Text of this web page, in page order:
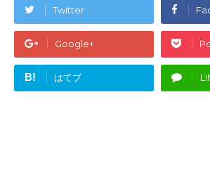
Twitter
Google+
B! はてブ